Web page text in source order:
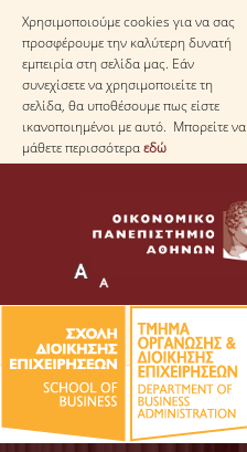
Χρησιμοποιούμε cookies για να σας
προσφέρουμε την καλύτερη δυνατή
εμπειρία στη σελίδα μας. Εάν
συνεχίσετε να χρησιμοποιείτε τη
σελίδα, θα υποθέσουμε πως είστε
ικανοποιημένοι με αυτό. Μπορείτε να
μάθετε περισσότεραεδώ
ΤΟ ΤΜΗΜΑ